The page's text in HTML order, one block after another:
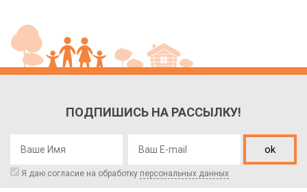
ПОДПИШИСЬ НА РАССЫЛКУ!
ok
Я даю согласие на обработку персональных данных